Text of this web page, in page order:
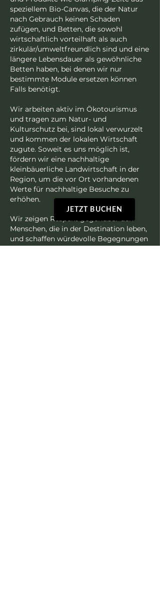
speziellem Bio-Canvas, die der Natur
nach Gebrauch keinen Schaden
zufügen, und Betten, die sowohl
wirtschaftlich vorteilhaft als auch
zirkulär/umweltfreundlich sind und eine
längere Lebensdauer als gewöhnliche
Betten haben, bei denen wir nur
bestimmte Module ersetzen können
Falls benötigt.
Wir arbeiten aktiv im Ökotourismus
und tragen zum Natur- und
Kulturschutz bei, sind lokal verwurzelt
und kommen der lokalen Wirtschaft
zugute. Soweit es uns möglich ist,
fördern wir eine nachhaltige
kleinbäuerliche Landwirtschaft in der
Region, um die vor Ort vorhandenen
Werte für nachhaltige Besuche zu
erhöhen.
Wir zeigen Respekt gegenüber den
Menschen, die in der Destination leben,
und schaffen würdevolle Begegnungen
mit der lokalen Bevölkerung. Das
JETZT BUCHEN